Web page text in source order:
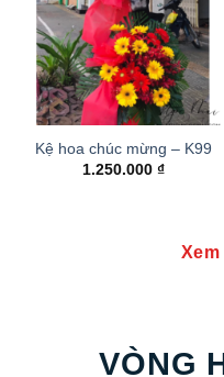
Kệ hoa chúc mừng – K99
1.250.000 ₫
Xem
VÒNG